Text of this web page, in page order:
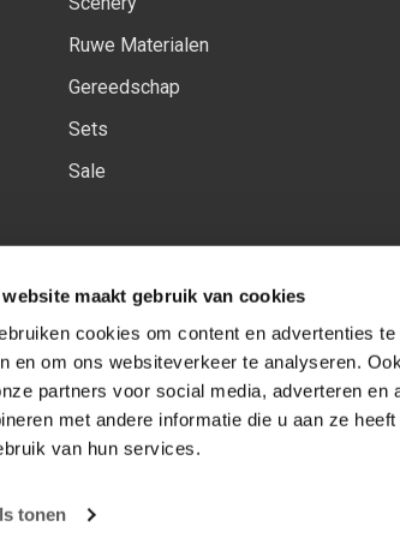
website maakt gebruik van cookies
cookies om content en advertenties
en om ons websiteverkeer te analyseren.
partners voor social media, adverteren
met andere informatie die u aan ze
van hun services.
tonen
Ruwe Materialen
Gereedschap
Sets
Sale